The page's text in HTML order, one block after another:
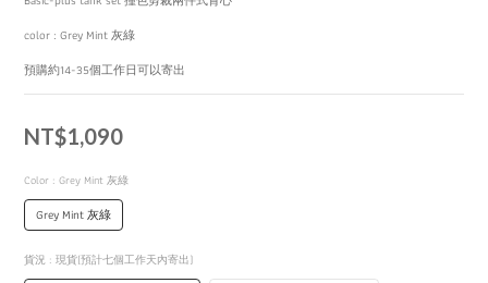
color : Grey Mint 灰綠
預購約14-35個工作日可以寄出
NT$1,090
Color : Grey Mint 灰綠
Grey Mint 灰綠
貨況 : 現貨(預計七個工作天內寄出)